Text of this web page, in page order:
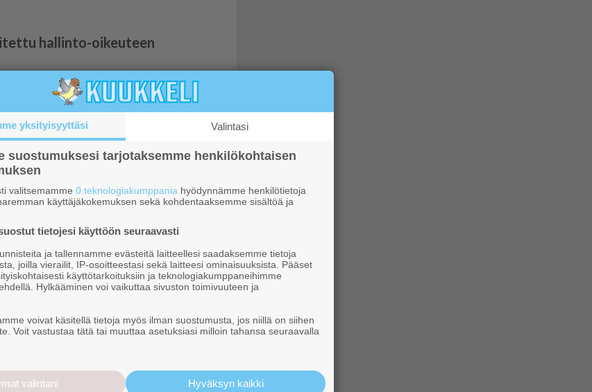
hallinto-oikeuteen
heinäkuun lopulla
Lapissa
yksityisyyttäsi Valintasi
suostumuksesi tarjotaksemme henkilökohtaisen
valitsemamme 0 teknologiakumppania hyödynnämme henkilötietoja
käyttäjäkokemuksen sekä kohdentaaksemme sisältöä ja
tietojesi käyttöön seuraavasti
ja tallennamme evästeitä laitteellesi saadaksemme tietoja
joilla vierailit, IP-osoitteestasi sekä laitteesi ominaisuuksista. Pääset
käyttötarkoituksiin ja teknologiakumppaneihimme
Hylkääminen voi vaikuttaa sivuston toimivuuteen ja
voivat käsitellä tietoja myös ilman suostumusta, jos niillä on siihen
Voit vastustaa tätä tai muuttaa asetuksiasi milloin tahansa seuraavalla
Hyväksyn kaikki
valintani